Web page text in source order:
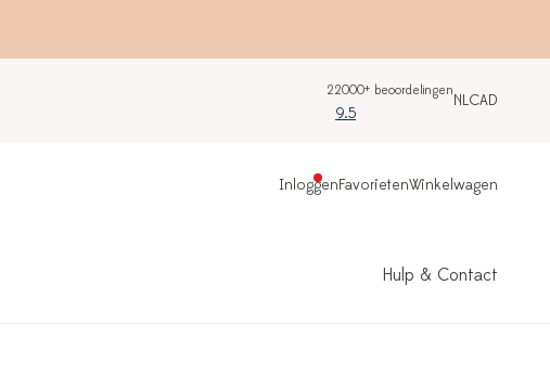
22000+ beoordelingen
9.5
NLCAD
InloggenFavorietenWinkelwagen
Hulp & Contact